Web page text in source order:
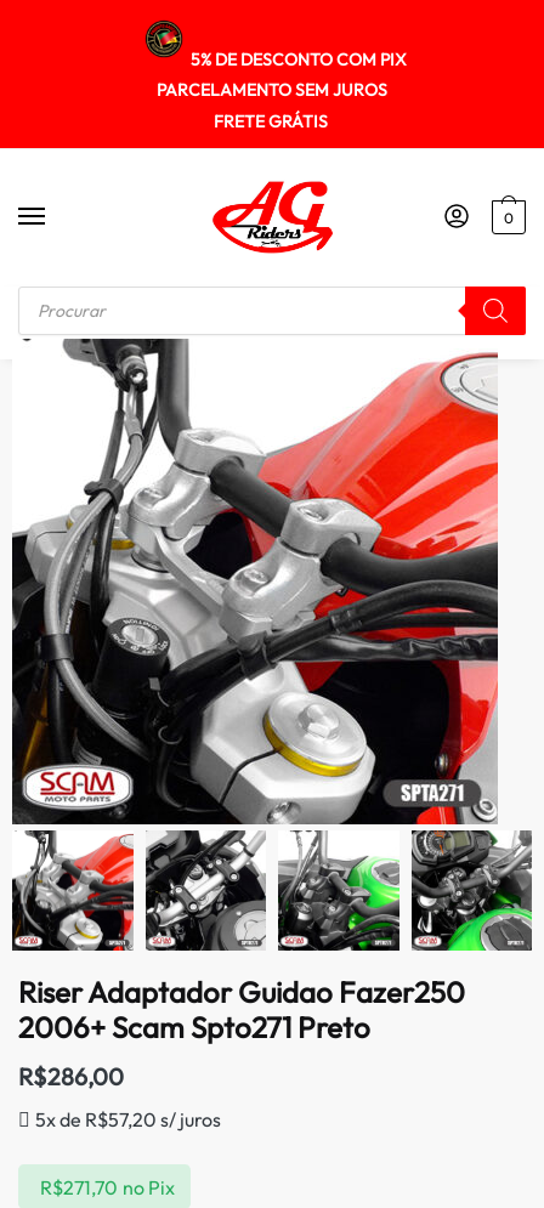
5% DE DESCONTO COM PIX
PARCELAMENTO SEM JUROS
FRETE GRÁTIS
0
Início / RISER GUIDÃO Riser Adaptador Guidao Fazer250 2006+ Scam Spto271 Preto
Riser Adaptador Guidao Fazer250
2006+ Scam Spto271 Preto
R$286,00
5x de R$57,20 s/ juros
R$271,70 no Pix